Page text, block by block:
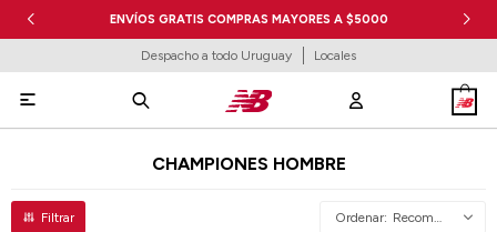
ENVÍOS GRATIS COMPRAS MAYORES A $5000
Despacho a todo Uruguay Locales

CHAMPIONES HOMBRE
Recomendados